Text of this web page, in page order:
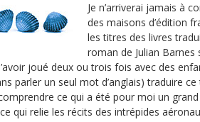
Je n’arriverai jamais à
des maisons d’édition
les titres des livres
roman de Julian Barnes
joué deux ou trois fois avec des
parler un seul mot d’anglais) traduire
ce qui a été pour moi un
qui relie les récits des intrépides